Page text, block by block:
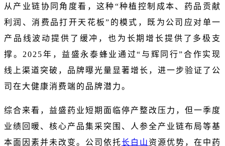
从产业链协同角度看，这种“种植控制成本、药品贡献
利润、消费品打开天花板”的模式，既为公司应对单一
产品线波动提供了缓冲，也为长期增长提供了多极支
撑。2025年，益盛永泰蜂业通过“与辉同行”合作实现
线上渠道突破，品牌曝光量显著增长，进一步验证了公
司在大健康消费端的品牌潜力。
综合来看，益盛药业短期面临停产整改压力，但一季度
业绩回暖、核心产品集采突围、人参全产业链布局等基
本面因素并未改变。公司依托长白山 资源优势，在中药